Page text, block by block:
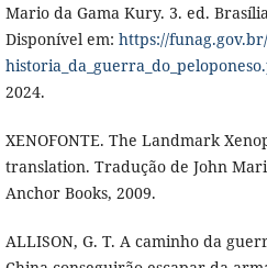
Mario da Gama Kury. 3. ed.
Disponível em: https://
2024.
XENOFONTE. The Landmark
translation. Tradução de John
Anchor Books, 2009.
ALLISON, G. T. A caminho da